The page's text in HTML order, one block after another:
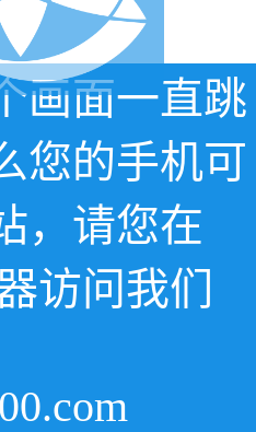
画面一直跳
您的手机可
，请您在
访问我们